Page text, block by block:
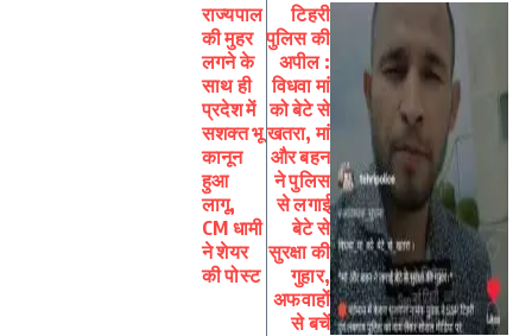
राज्यपाल
की मुहर
लगने के
साथ ही
प्रदेश में
सशक्त भू
कानून
हुआ
लागू,
CM धामी
ने शेयर
की पोस्ट
टिहरी
पुलिस की
अपील :
विधवा मां
को बेटे से
खतरा, मां
और बहन
ने पुलिस
से लगाई
बेटे से
सुरक्षा की
गुहार,
अफवाहों
से बचें